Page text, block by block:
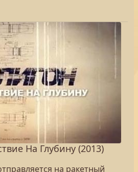
На Глубину (2013)
на ракетный